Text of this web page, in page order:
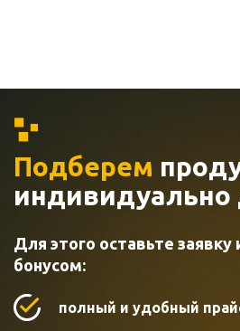
Подберем
индивидуально
Для этого оставьте заявку
бонусом:
полный и удобный